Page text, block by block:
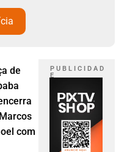
de
com
P U B L I C I D A D
E